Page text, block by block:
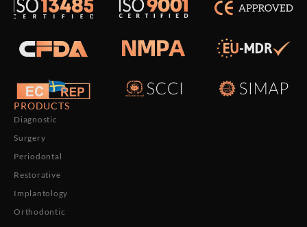
PRODUCTS
Diagnostic
Surgery
Periodontal
Restorative
Implantology
Orthodontic